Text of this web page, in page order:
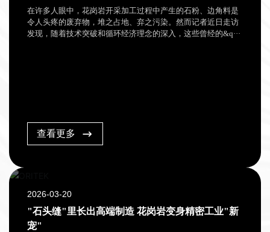
在许多人眼中，花岗岩开采加工过程中产生的石粉、边角料是
令人头疼的废弃物，堆之占地、弃之污染。然而记者近日走访
发现，随着技术突破和循环经济理念的深入，这些曾经的&q···
查看更多
2026-03-20
"石头缝"里长出高端制造 花岗岩变身精密工业"新
宠"